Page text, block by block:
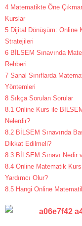
4 Matematikte Öne
Kurslar
5 Dijital Dönüşüm: Online
Stratejileri
6 BİLSEM Sınavında
Rehberi
7 Sanal Sınıflarda
Yöntemleri
8 Sıkça Sorulan Sorular
8.1 Online Kurs ile
Nelerdir?
8.2 BİLSEM Sınavında
Dikkat Edilmeli?
8.3 BİLSEM Sınavı Nedir
8.4 Online Matematik
Yardımcı Olur?
8.5 Hangi Online